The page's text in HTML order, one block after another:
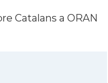
Catalans a ORAN